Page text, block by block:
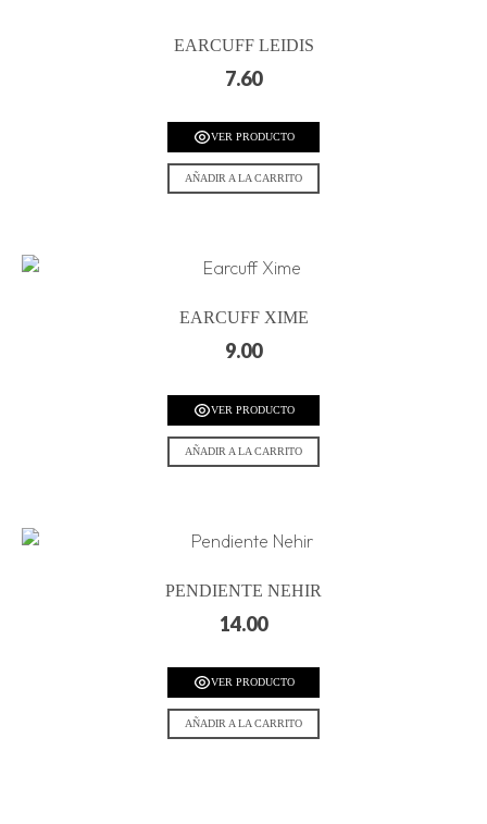
EARCUFF LEIDIS
7.60
VER PRODUCTO
AÑADIR A LA CARRITO
EARCUFF XIME
9.00
VER PRODUCTO
AÑADIR A LA CARRITO
PENDIENTE NEHIR
14.00
VER PRODUCTO
AÑADIR A LA CARRITO